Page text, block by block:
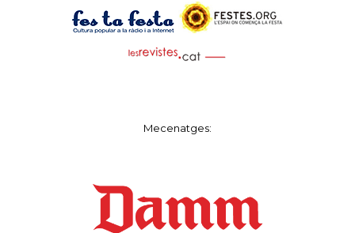
Mecenatges: